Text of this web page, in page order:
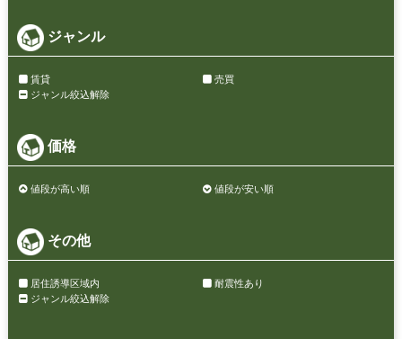
ジャンル
賃貸
売買
ジャンル絞込解除
価格
値段が高い順 値段が安い順
その他
居住誘導区域内
耐震性あり
ジャンル絞込解除